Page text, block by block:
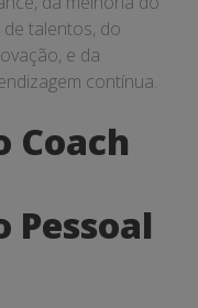
talentos, do
e da
contínua.
Coach
Pessoal